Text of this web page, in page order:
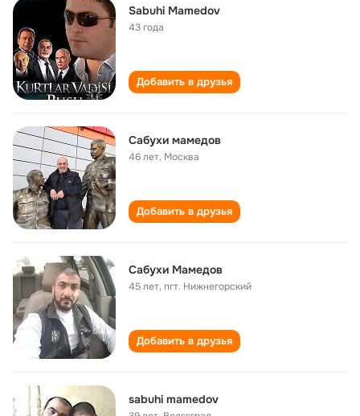
Sabuhi Mamedov
43 года
Добавить в друзья
Сабухи мамедов
46 лет, Москва
Добавить в друзья
Сабухи Мамедов
45 лет,пгт. Нижнегорский
Добавить в друзья
sabuhi mamedov